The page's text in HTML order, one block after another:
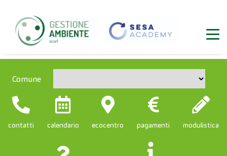
Comune
contatti calendario ecocentro pagamenti modulistica